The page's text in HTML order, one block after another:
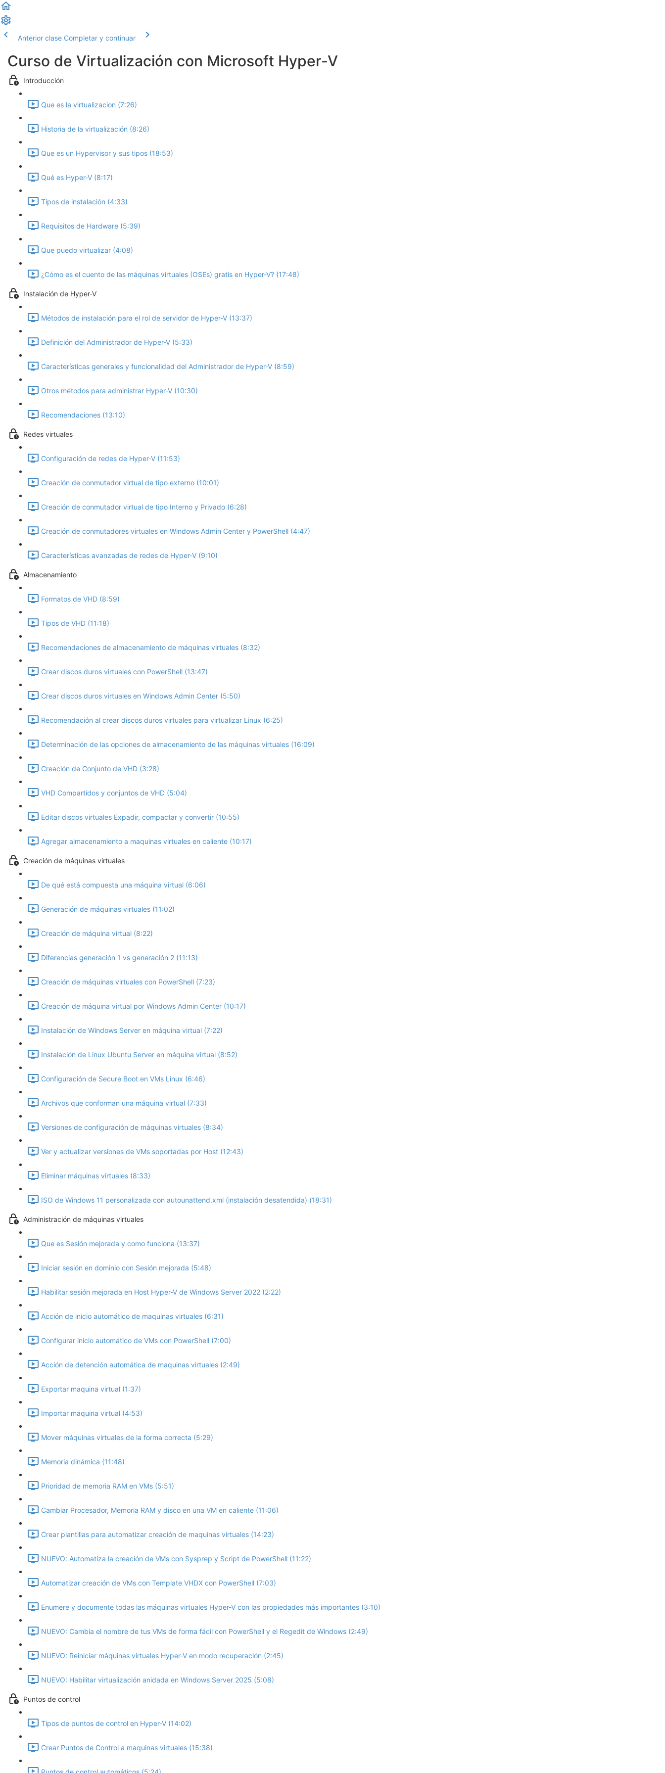
Anterior clase Completar y continuar
Curso de Virtualización con Microsoft Hyper-V
Introducción
Que es la virtualizacion (7:26)
Historia de la virtualización (8:26)
Que es un Hypervisor y sus tipos (18:53)
Qué es Hyper-V (8:17)
Tipos de instalación (4:33)
Requisitos de Hardware (5:39)
Que puedo virtualizar (4:08)
¿Cómo es el cuento de las máquinas virtuales (OSEs) gratis en Hyper-V? (17:48)
Instalación de Hyper-V
Métodos de instalación para el rol de servidor de Hyper-V (13:37)
Definición del Administrador de Hyper-V (5:33)
Características generales y funcionalidad del Administrador de Hyper-V (8:59)
Otros métodos para administrar Hyper-V (10:30)
Recomendaciones (13:10)
Redes virtuales
Configuración de redes de Hyper-V (11:53)
Creación de conmutador virtual de tipo externo (10:01)
Creación de conmutador virtual de tipo Interno y Privado (6:28)
Creación de conmutadores virtuales en Windows Admin Center y PowerShell (4:47)
Características avanzadas de redes de Hyper-V (9:10)
Almacenamiento
Formatos de VHD (8:59)
Tipos de VHD (11:18)
Recomendaciones de almacenamiento de máquinas virtuales (8:32)
Crear discos duros virtuales con PowerShell (13:47)
Crear discos duros virtuales en Windows Admin Center (5:50)
Recomendación al crear discos duros virtuales para virtualizar Linux (6:25)
Determinación de las opciones de almacenamiento de las máquinas virtuales (16:09)
Creación de Conjunto de VHD (3:28)
VHD Compartidos y conjuntos de VHD (5:04)
Editar discos virtuales Expadir, compactar y convertir (10:55)
Agregar almacenamiento a maquinas virtuales en caliente (10:17)
Creación de máquinas virtuales
De qué está compuesta una máquina virtual (6:06)
Generación de máquinas virtuales (11:02)
Creación de máquina virtual (8:22)
Diferencias generación 1 vs generación 2 (11:13)
Creación de máquinas virtuales con PowerShell (7:23)
Creación de máquina virtual por Windows Admin Center (10:17)
Instalación de Windows Server en máquina virtual (7:22)
Instalación de Linux Ubuntu Server en máquina virtual (8:52)
Configuración de Secure Boot en VMs Linux (6:46)
Archivos que conforman una máquina virtual (7:33)
Versiones de configuración de máquinas virtuales (8:34)
Ver y actualizar versiones de VMs soportadas por Host (12:43)
Eliminar máquinas virtuales (8:33)
ISO de Windows 11 personalizada con autounattend.xml (instalación desatendida) (18:31)
Administración de máquinas virtuales
Que es Sesión mejorada y como funciona (13:37)
Iniciar sesión en dominio con Sesión mejorada (5:48)
Habilitar sesión mejorada en Host Hyper-V de Windows Server 2022 (2:22)
Acción de inicio automático de maquinas virtuales (6:31)
Configurar inicio automático de VMs con PowerShell (7:00)
Acción de detención automática de maquinas virtuales (2:49)
Exportar maquina virtual (1:37)
Importar maquina virtual (4:53)
Mover máquinas virtuales de la forma correcta (5:29)
Memoria dinámica (11:48)
Prioridad de memoria RAM en VMs (5:51)
Cambiar Procesador, Memoria RAM y disco en una VM en caliente (11:06)
Crear plantillas para automatizar creación de maquinas virtuales (14:23)
NUEVO: Automatiza la creación de VMs con Sysprep y Script de PowerShell (11:22)
Automatizar creación de VMs con Template VHDX con PowerShell (7:03)
Enumere y documente todas las máquinas virtuales Hyper-V con las propiedades más importantes (3:10)
NUEVO: Cambia el nombre de tus VMs de forma fácil con PowerShell y el Regedit de Windows (2:49)
NUEVO: Reiniciar máquinas virtuales Hyper-V en modo recuperación (2:45)
NUEVO: Habilitar virtualización anidada en Windows Server 2025 (5:08)
Puntos de control
Tipos de puntos de control en Hyper-V (14:02)
Crear Puntos de Control a maquinas virtuales (15:38)